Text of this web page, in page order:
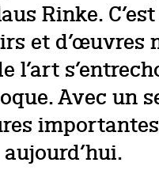
Rinke.
et
l’art
Avec un